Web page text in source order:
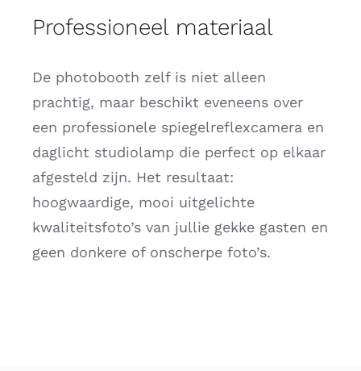
Professioneel materiaal
De photobooth zelf is niet alleen
prachtig, maar beschikt eveneens over
een professionele spiegelreflexcamera en
daglicht studiolamp die perfect op elkaar
afgesteld zijn. Het resultaat:
hoogwaardige, mooi uitgelichte
kwaliteitsfoto’s van jullie gekke gasten en
geen donkere of onscherpe foto’s.